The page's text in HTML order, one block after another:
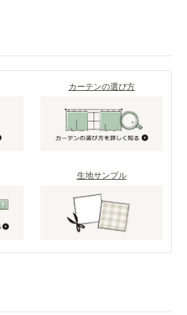
カーテンの選び方
生地サンプル